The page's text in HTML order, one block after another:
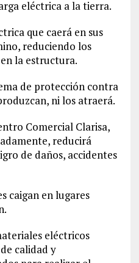
eléctrica a la tierra.
que caerá en sus
reduciendo los
la estructura.
de protección contra
ni los atraerá.
Comercial Clarisa,
reducirá
de daños, accidentes
caigan en lugares
eléctricos
calidad y